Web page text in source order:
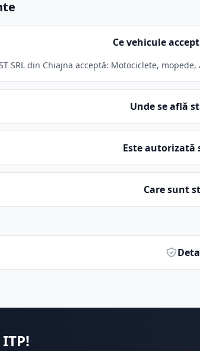
Ce vehicule
SRL din Chiajna acceptă: Motociclete,
Unde se află
Este autorizată
Care sunt